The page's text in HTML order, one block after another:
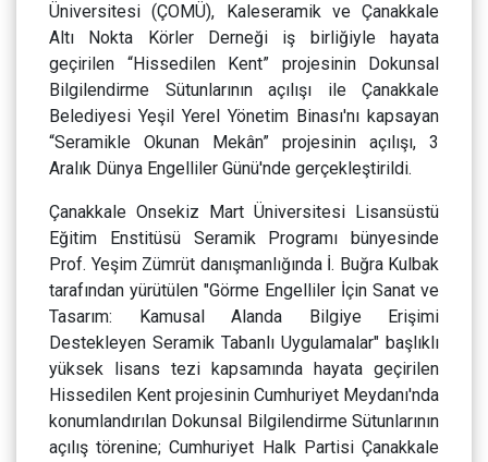
Üniversitesi (ÇOMÜ), Kaleseramik ve Çanakkale
Altı Nokta Körler Derneği iş birliğiyle hayata
geçirilen “Hissedilen Kent” projesinin Dokunsal
Bilgilendirme Sütunlarının açılışı ile Çanakkale
Belediyesi Yeşil Yerel Yönetim Binası'nı kapsayan
“Seramikle Okunan Mekân” projesinin açılışı, 3
Aralık Dünya Engelliler Günü'nde gerçekleştirildi.
Çanakkale Onsekiz Mart Üniversitesi Lisansüstü
Eğitim Enstitüsü Seramik Programı bünyesinde
Prof. Yeşim Zümrüt danışmanlığında İ. Buğra Kulbak
tarafından yürütülen "Görme Engelliler İçin Sanat ve
Tasarım: Kamusal Alanda Bilgiye Erişimi
Destekleyen Seramik Tabanlı Uygulamalar" başlıklı
yüksek lisans tezi kapsamında hayata geçirilen
Hissedilen Kent projesinin Cumhuriyet Meydanı'nda
konumlandırılan Dokunsal Bilgilendirme Sütunlarının
açılış törenine; Cumhuriyet Halk Partisi Çanakkale